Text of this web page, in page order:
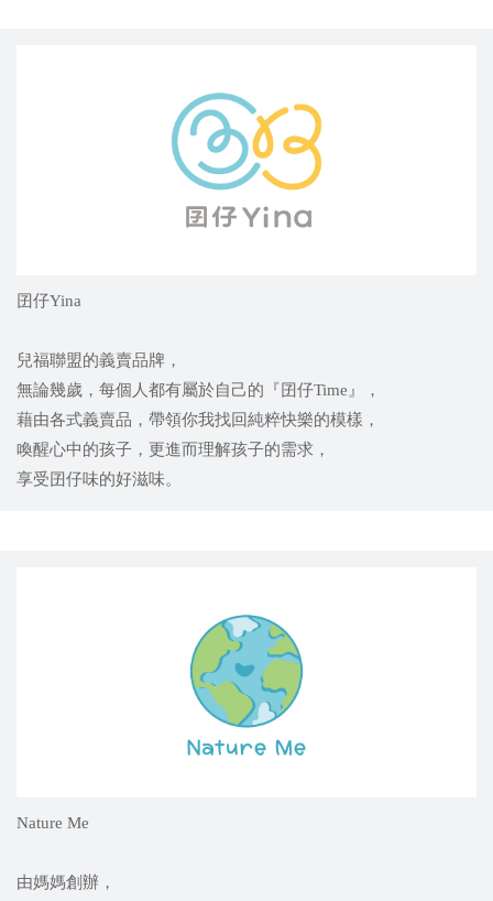
囝仔Yina
兒福聯盟的義賣品牌，
無論幾歲，每個人都有屬於自己的『囝仔Time』，
藉由各式義賣品，帶領你我找回純粹快樂的模樣，
喚醒心中的孩子，更進而理解孩子的需求，
享受囝仔味的好滋味。
Nature Me
由媽媽創辦，